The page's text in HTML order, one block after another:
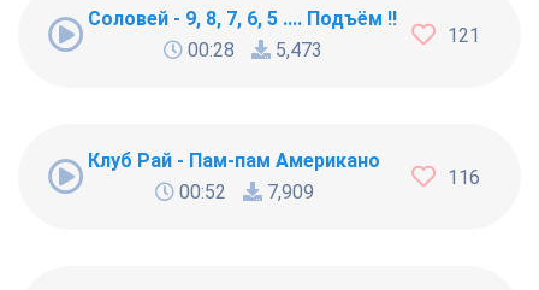
Соловей - 9, 8, 7, 6, 5 .... Подъём !!!
00:28
5,473
121
Клуб Рай - Пам-пам Американо
00:52
7,909
116